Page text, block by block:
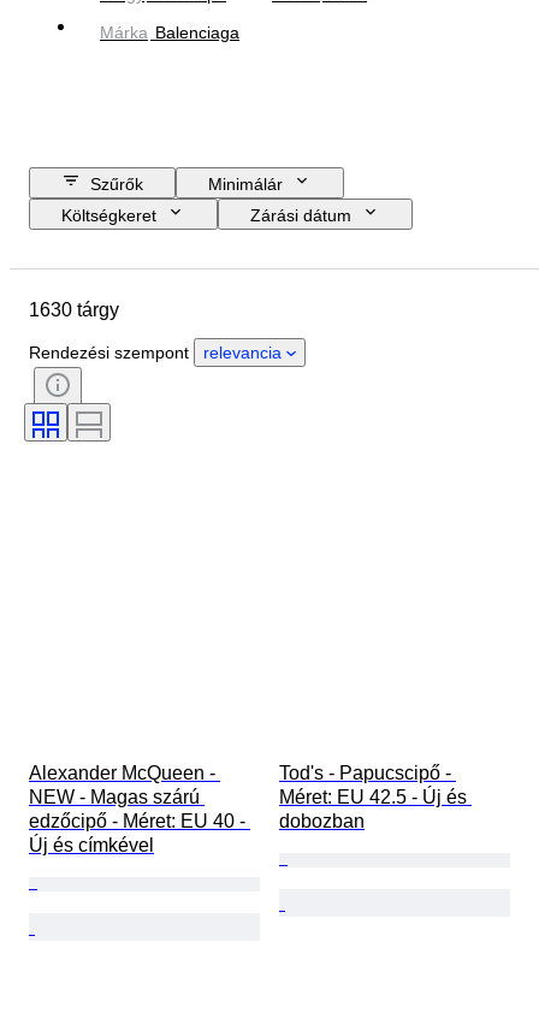
Márka Balenciaga
Szűrők
Minimálár
Költségkeret
Zárási dátum
Anyag
Szín
Tartozékok mellékelve
Modell
1630 tárgy
Rendezési szempont relevancia
Alexander McQueen -
NEW - Magas szárú
edzőcipő - Méret: EU 40 -
Új és címkével
Tod's - Papucscipő -
Méret: EU 42.5 - Új és
dobozban